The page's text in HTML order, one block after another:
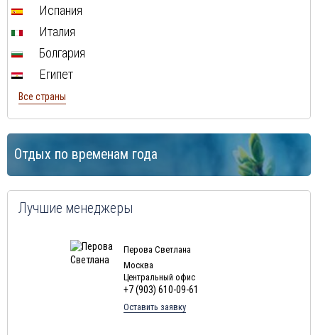
Испания
Италия
Болгария
Египет
Все страны
Отдых по временам года
Лучшие менеджеры
Перова Светлана
Москва
Центральный офис
+7 (903) 610-09-61
Оставить заявку